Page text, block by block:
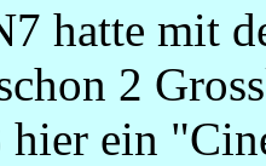
hatte mit
2
ein